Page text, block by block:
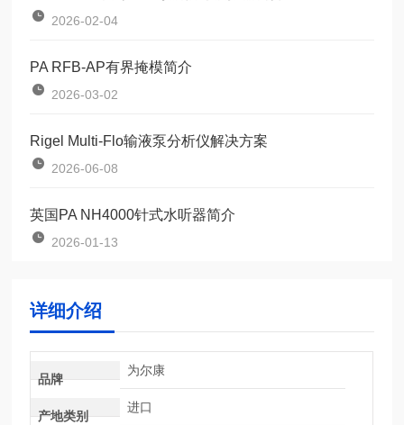
2026-02-04
PA RFB-AP有界掩模简介
2026-03-02
Rigel Multi-Flo输液泵分析仪解决方案
2026-06-08
英国PA NH4000针式水听器简介
2026-01-13
详细介绍
品牌
为尔康
产地类别
进口